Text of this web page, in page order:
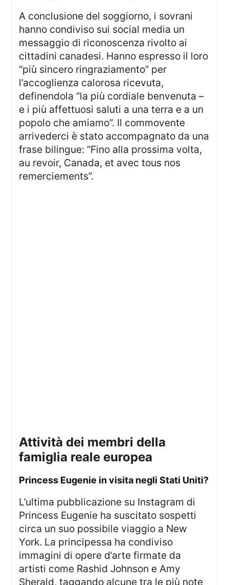
A conclusione del soggiorno, i sovrani
hanno condiviso sui social media un
messaggio di riconoscenza rivolto ai
cittadini canadesi. Hanno espresso il loro
“più sincero ringraziamento” per
l’accoglienza calorosa ricevuta,
definendola “la più cordiale benvenuta –
e i più affettuosi saluti a una terra e a un
popolo che amiamo”. Il commovente
arrivederci è stato accompagnato da una
frase bilingue: “Fino alla prossima volta,
au revoir, Canada, et avec tous nos
remerciements”.
attività dei membri della
famiglia reale europea
Princess Eugenie in visita negli Stati Uniti?
L’ultima pubblicazione su Instagram di
Princess Eugenie ha suscitato sospetti
circa un suo possibile viaggio a New
York. La principessa ha condiviso
immagini di opere d’arte firmate da
artisti come Rashid Johnson e Amy
Sherald, taggando alcune tra le più note